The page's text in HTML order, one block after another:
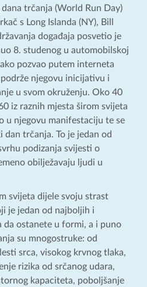
trčanja (World Run Day)
s Long Islanda (NY), Bill
događaja posvetio je
8. studenog u automobilskoj
pozvao putem interneta
njegovu inicijativu i
u svom okruženju. Oko 40
iz raznih mjesta širom svijeta
u njegovu manifestaciju te se
dan trčanja. To je jedan od
podizanja svijesti o
obilježavaju ljudi u
svijeta dijele svoju strast
je jedan od najboljih i
da ostanete u formi, a i puno
su mnogostruke: od
srca, visokog krvnog tlaka,
rizika od srčanog udara,
kapaciteta, poboljšanje